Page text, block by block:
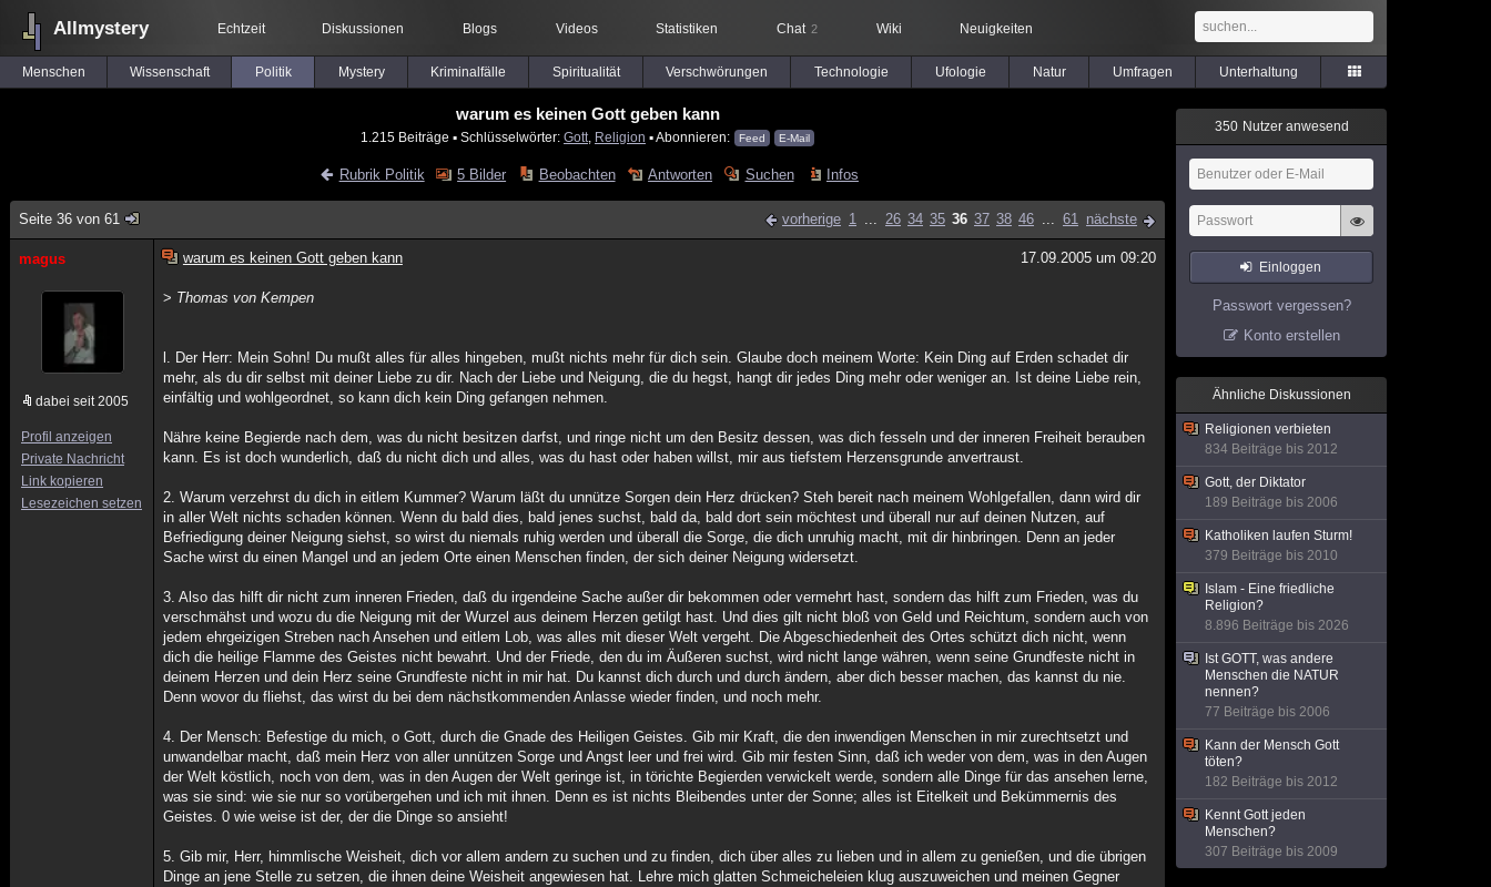
Allmystery Echtzeit Diskussionen Blogs Videos Statistiken Chat 2 Wiki Neuigkeiten
Menschen Wissenschaft Politik Mystery Kriminalfälle Spiritualität Verschwörungen Technologie Ufologie Natur Umfragen Unterhaltung
warum es keinen Gott geben kann
1.215 Beiträge ▪ Schlüsselwörter: Gott Religion ▪ Abonnieren: Feed E-Mail
Rubrik Politik 5 Bilder Beobachten Antworten Suchen Infos
Seite 36 von 61 vorherige 1 ... 26 34 35 36 37 38 46 ... 61 nächste
magus
dabei seit 2005
Profil anzeigen
Private Nachricht
Link kopieren
Lesezeichen setzen
warum es keinen Gott geben kann 17.09.2005 um 09:20
> Thomas von Kempen
l. Der Herr: Mein Sohn! Du mußt alles für alles hingeben, mußt nichts mehr für dich sein. Glaube doch meinem Worte: Kein Ding auf Erden schadet dir
mehr, als du dir selbst mit deiner Liebe zu dir. Nach der Liebe und Neigung, die du hegst, hangt dir jedes Ding mehr oder weniger an. Ist deine Liebe rein,
einfältig und wohlgeordnet, so kann dich kein Ding gefangen nehmen.
Nähre keine Begierde nach dem, was du nicht besitzen darfst, und ringe nicht um den Besitz dessen, was dich fesseln und der inneren Freiheit berauben
kann. Es ist doch wunderlich, daß du nicht dich und alles, was du hast oder haben willst, mir aus tiefstem Herzensgrunde anvertraust.
2. Warum verzehrst du dich in eitlem Kummer? Warum läßt du unnütze Sorgen dein Herz drücken? Steh bereit nach meinem Wohlgefallen, dann wird dir
in aller Welt nichts schaden können. Wenn du bald dies, bald jenes suchst, bald da, bald dort sein möchtest und überall nur auf deinen Nutzen, auf
Befriedigung deiner Neigung siehst, so wirst du niemals ruhig werden und überall die Sorge, die dich unruhig macht, mit dir hinbringen. Denn an jeder
Sache wirst du einen Mangel und an jedem Orte einen Menschen finden, der sich deiner Neigung widersetzt.
3. Also das hilft dir nicht zum inneren Frieden, daß du irgendeine Sache außer dir bekommen oder vermehrt hast, sondern das hilft zum Frieden, was du
verschmähst und wozu du die Neigung mit der Wurzel aus deinem Herzen getilgt hast. Und dies gilt nicht bloß von Geld und Reichtum, sondern auch von
jedem ehrgeizigen Streben nach Ansehen und eitlem Lob, was alles mit dieser Welt vergeht. Die Abgeschiedenheit des Ortes schützt dich nicht, wenn
dich die heilige Flamme des Geistes nicht bewahrt. Und der Friede, den du im Äußeren suchst, wird nicht lange währen, wenn seine Grundfeste nicht in
deinem Herzen und dein Herz seine Grundfeste nicht in mir hat. Du kannst dich durch und durch ändern, aber dich besser machen, das kannst du nie.
Denn wovor du fliehst, das wirst du bei dem nächstkommenden Anlasse wieder finden, und noch mehr.
4. Der Mensch: Befestige du mich, o Gott, durch die Gnade des Heiligen Geistes. Gib mir Kraft, die den inwendigen Menschen in mir zurechtsetzt und
unwandelbar macht, daß mein Herz von aller unnützen Sorge und Angst leer und frei wird. Gib mir festen Sinn, daß ich weder von dem, was in den Augen
der Welt köstlich, noch von dem, was in den Augen der Welt geringe ist, in törichte Begierden verwickelt werde, sondern alle Dinge für das ansehen lerne,
was sie sind: wie sie nur so vorübergehen und ich mit ihnen. Denn es ist nichts Bleibendes unter der Sonne; alles ist Eitelkeit und Bekümmernis des
Geistes. 0 wie weise ist der, der die Dinge so ansieht!
5. Gib mir, Herr, himmlische Weisheit, dich vor allem andern zu suchen und zu finden, dich über alles zu lieben und in allem zu genießen, und die übrigen
Dinge an jene Stelle zu setzen, die ihnen deine Weisheit angewiesen hat. Lehre mich glatten Schmeicheleien klug auszuweichen und meinen Gegner
350 Nutzer anwesend
Einloggen
Passwort vergessen?
Konto erstellen
Ähnliche Diskussionen
Religionen verbieten
834 Beiträge bis 2012
Gott, der Diktator
189 Beiträge bis 2006
Katholiken laufen Sturm!
379 Beiträge bis 2010
Islam - Eine friedliche
Religion?
8.896 Beiträge bis 2026
Ist GOTT, was andere
Menschen die NATUR
nennen?
77 Beiträge bis 2006
Kann der Mensch Gott
töten?
182 Beiträge bis 2012
Kennt Gott jeden
Menschen?
307 Beiträge bis 2009